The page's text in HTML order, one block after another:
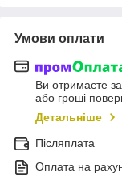
Умови оплати
Ви отримаєте
або гроші
Детальніше
Післяплата
Оплата на